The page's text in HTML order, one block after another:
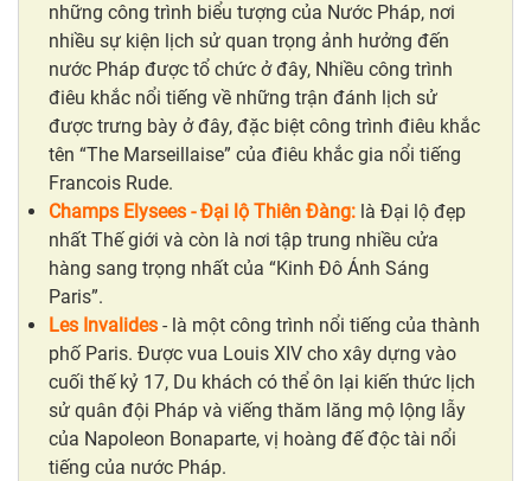
những công trình biểu tượng của Nước Pháp, nơi
nhiều sự kiện lịch sử quan trọng ảnh hưởng đến
nước Pháp được tổ chức ở đây, Nhiều công trình
điêu khắc nổi tiếng về những trận đánh lịch sử
được trưng bày ở đây, đặc biệt công trình điêu khắc
tên “The Marseillaise” của điêu khắc gia nổi tiếng
Francois Rude.
Champs Elysees - Đại lộ Thiên Đàng: là Đại lộ đẹp
nhất Thế giới và còn là nơi tập trung nhiều cửa
hàng sang trọng nhất của “Kinh Đô Ánh Sáng
Paris”.
Les Invalides - là một công trình nổi tiếng của thành
phố Paris. Được vua Louis XIV cho xây dựng vào
cuối thế kỷ 17, Du khách có thể ôn lại kiến thức lịch
sử quân đội Pháp và viếng thăm lăng mộ lộng lẫy
của Napoleon Bonaparte, vị hoàng đế độc tài nổi
tiếng của nước Pháp.